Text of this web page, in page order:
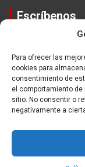
Para ofrecer las
cookies para
consentimiento de
el comportamiento
sitio. No consentir o
negativamente a
Escríbenos
Equipo
Política de